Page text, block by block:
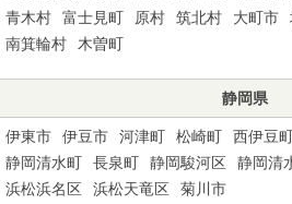
青木村
富士見町 原村 筑北村 大町市
南箕輪村
木曽町
静岡県
伊東市 伊豆市 河津町 松崎町 西伊豆
静岡清水町
長泉町 静岡駿河区 静岡清
浜松浜名区
浜松天竜区 菊川市